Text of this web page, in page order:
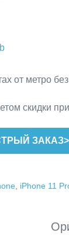
от метро
скидки
ЗАКАЗ>
iPhone 11